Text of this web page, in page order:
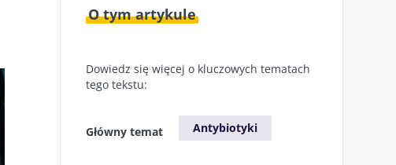
O tym artykule
Dowiedz się więcej o kluczowych tematach
tego tekstu:
Główny temat Antybiotyki